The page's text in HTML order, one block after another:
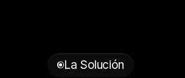
La Solución